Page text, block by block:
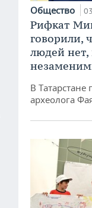
Общество
Рифкат
говорили,
людей
В
археолога